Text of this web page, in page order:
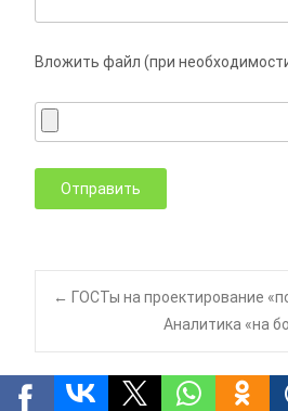
Вложить файл (при
по
← ГОСТы на проектирование
Аналитика «на